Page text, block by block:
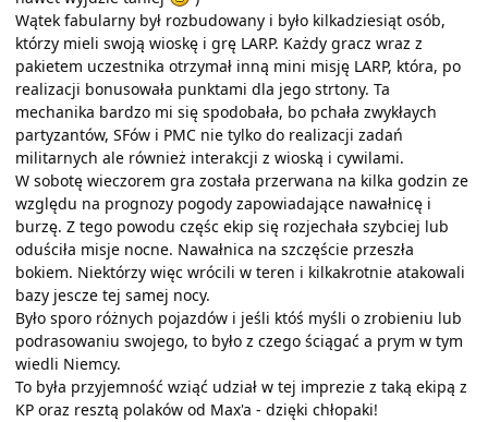
Wątek fabularny był rozbudowany i było kilkadziesiąt osób,
którzy mieli swoją wioskę i grę LARP. Każdy gracz wraz z
pakietem uczestnika otrzymał inną mini misję LARP, która, po
realizacji bonusowała punktami dla jego strtony. Ta
mechanika bardzo mi się spodobała, bo pchała zwykłaych
partyzantów, SFów i PMC nie tylko do realizacji zadań
militarnych ale również interakcji z wioską i cywilami.
W sobotę wieczorem gra została przerwana na kilka godzin ze
względu na prognozy pogody zapowiadające nawałnicę i
burzę. Z tego powodu częśc ekip się rozjechała szybciej lub
oduściła misje nocne. Nawałnica na szczęście przeszła
bokiem. Niektórzy więc wrócili w teren i kilkakrotnie atakowali
bazy jescze tej samej nocy.
Było sporo różnych pojazdów i jeśli któś myśli o zrobieniu lub
podrasowaniu swojego, to było z czego ściągać a prym w tym
wiedli Niemcy.
To była przyjemność wziąć udział w tej imprezie z taką ekipą z
KP oraz resztą polaków od Max'a - dzięki chłopaki!